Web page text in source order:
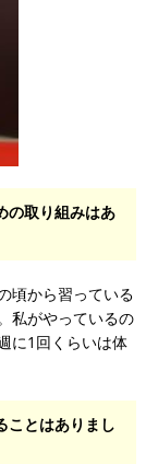
取り組みはあ
頃から習っている
私がやっているの
に1回くらいは体
とはありまし